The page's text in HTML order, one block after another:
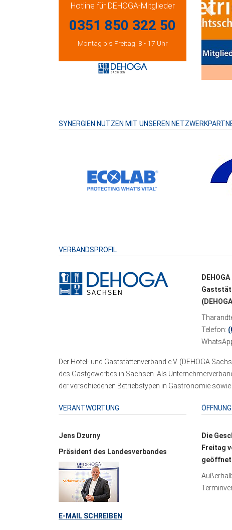
Hotline für DEHOGA-Mitglieder
0351 850 322 50
Montag bis Freitag: 8 - 17 Uhr
SYNERGIEN NUTZEN MIT UNSEREN
VERBANDSPROFIL
Telefon:
Der Hotel- und Gaststättenverband e.V. (DEHOGA
des Gastgewerbes in Sachsen. Als
der verschiedenen Betriebstypen in Gastronomie sowie
VERANTWORTUNG
Jens Dzurny
Präsident des Landesverbandes
E-MAIL SCHREIBEN
Die
Freitag
geöffnet